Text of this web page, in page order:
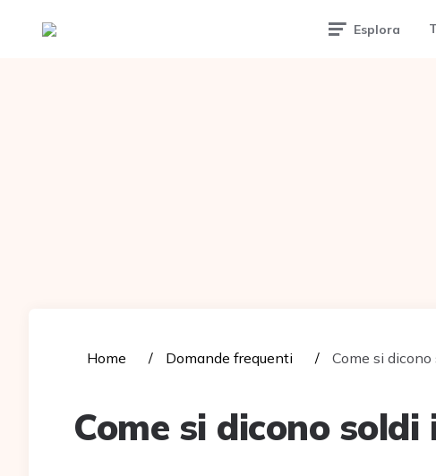
Tattoomuse.it Esplora
Home Domande frequenti Come si
Come si dicono